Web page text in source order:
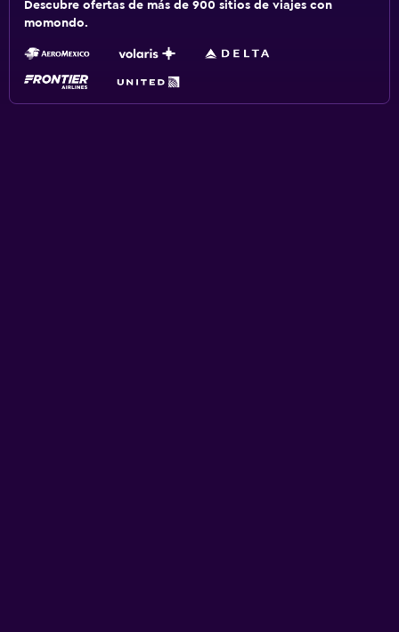
Descubre ofertas de más de 900 sitios de viajes con
momondo.